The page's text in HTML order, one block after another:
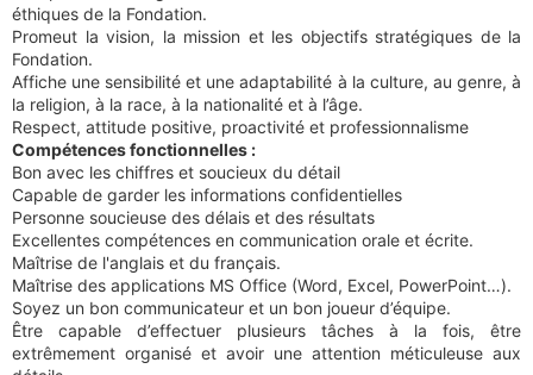
éthiques de la Fondation.
Promeut la vision, la mission et les objectifs stratégiques de la
Fondation.
Affiche une sensibilité et une adaptabilité à la culture, au genre, à
la religion, à la race, à la nationalité et à l’âge.
Respect, attitude positive, proactivité et professionnalisme
Compétences fonctionnelles :
Bon avec les chiffres et soucieux du détail
Capable de garder les informations confidentielles
Personne soucieuse des délais et des résultats
Excellentes compétences en communication orale et écrite.
Maîtrise de l'anglais et du français.
Maîtrise des applications MS Office (Word, Excel, PowerPoint…).
Soyez un bon communicateur et un bon joueur d’équipe.
Être capable d’effectuer plusieurs tâches à la fois, être
extrêmement organisé et avoir une attention méticuleuse aux